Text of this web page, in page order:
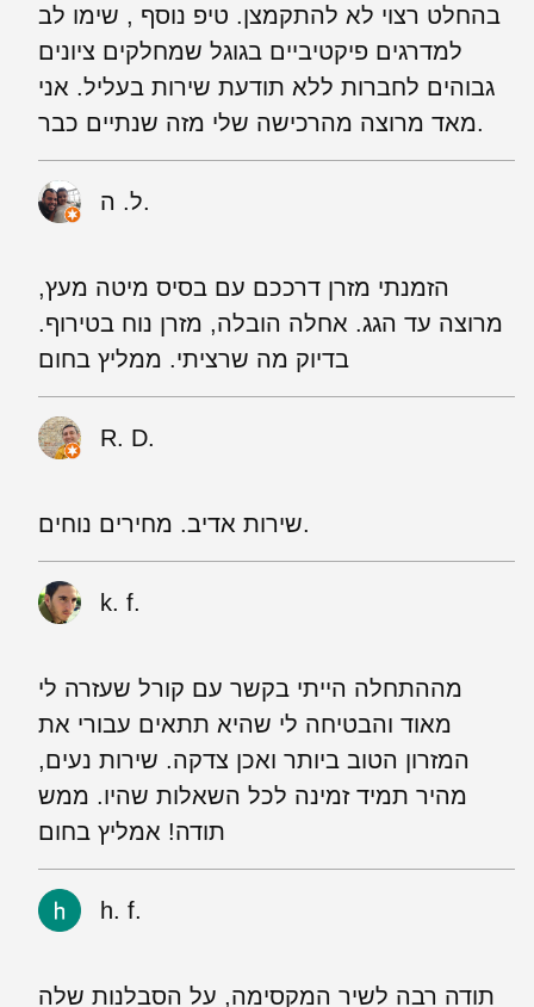
בהחלט רצוי לא להתקמצן. טיפ נוסף , שימו לב
למדרגים פיקטיביים בגוגל שמחלקים ציונים
גבוהים לחברות ללא תודעת שירות בעליל. אני
מאד מרוצה מהרכישה שלי מזה שנתיים כבר.
ל. ה.
הזמנתי מזרן דרככם עם בסיס מיטה מעץ,
מרוצה עד הגג. אחלה הובלה, מזרן נוח בטירוף.
בדיוק מה שרציתי. ממליץ בחום
R. D.
שירות אדיב. מחירים נוחים.
k. f.
מההתחלה הייתי בקשר עם קורל שעזרה לי
מאוד והבטיחה לי שהיא תתאים עבורי את
המזרון הטוב ביותר ואכן צדקה. שירות נעים,
מהיר תמיד זמינה לכל השאלות שהיו. ממש
תודה! אמליץ בחום
h. f.
תודה רבה לשיר המקסימה, על הסבלנות שלה